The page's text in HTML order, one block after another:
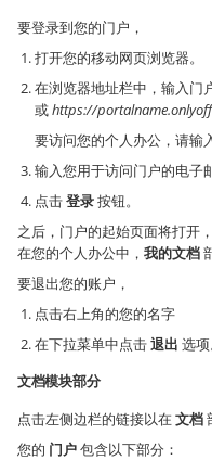
要登录到您的门户，
打开您的移动网页浏览器。
在浏览器地址栏中，输入门
或https://
要访问您的个人办公，请输
输入您用于访问门户的电子
点击登录按钮。
之后，门户的起始页面将打开
在您的个人办公中， 我的文档
要退出您的账户，
点击右上角的您的名字
在下拉菜单中点击退出 选项
文档模块部分
点击左侧边栏的链接以在文档
您的 门户包含以下部分：